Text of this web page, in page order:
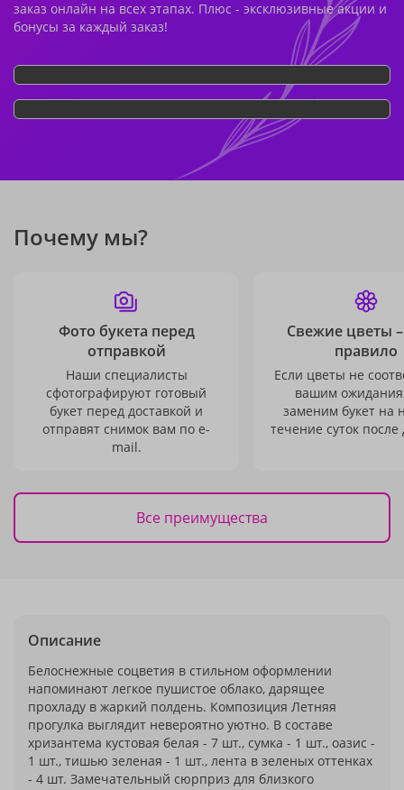
заказ онлайн на всех этапах. Плюс - эксклюзивные акции и
бонусы за каждый заказ!
Почему мы?
Фото букета перед
отправкой
Наши специалисты
сфотографируют готовый
букет перед доставкой и
отправят снимок вам по e-
mail.
Свежие цветы
правило
Если цветы не
вашим
заменим букет на
течение суток после
Все преимущества
Описание
Белоснежные соцветия в стильном оформлении
напоминают легкое пушистое облако, дарящее
прохладу в жаркий полдень. Композиция Летняя
прогулка выглядит невероятно уютно. В составе
хризантема кустовая белая - 7 шт., сумка - 1 шт., оазис -
1 шт., тишью зеленая - 1 шт., лента в зеленых оттенках
- 4 шт. Замечательный сюрприз для близкого